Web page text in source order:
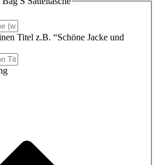
Titel z.B. “Schöne Jacke und